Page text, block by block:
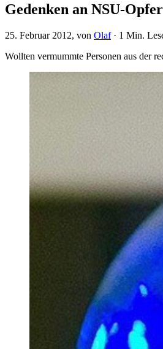
Gedenken an NSU-
25. Februar 2012, von Olaf· 1 Min.
Wollten vermummte Personen aus der